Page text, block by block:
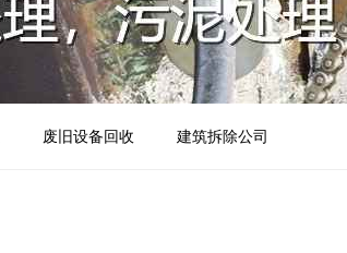
废旧设备回收 建筑拆除公司